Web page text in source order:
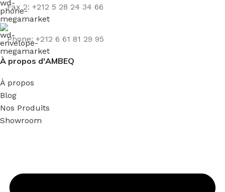
Fax 2: +212 5 28 24 34 66
Phone: +212 6 61 81 29 95
À propos d'AMBEQ
À propos
Blog
Nos Produits
Showroom